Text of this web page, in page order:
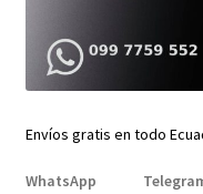
Repuestos
Envíos gratis en todo
WhatsApp